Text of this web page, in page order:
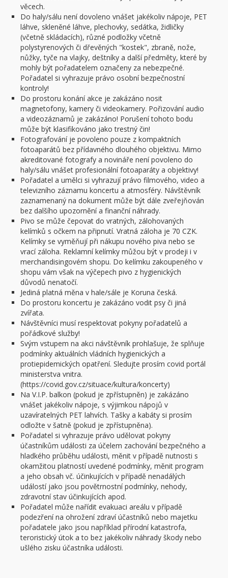
věcech.
Do haly/sálu není dovoleno vnášet jakékoliv nápoje, PET
láhve, skleněné láhve, plechovky, sedátka, židličky
(včetně skládacích), různé podložky včetně
polystyrenových či dřevěných "kostek", zbraně, nože,
nůžky, tyče na vlajky, deštníky a další předměty, které by
mohly být pořadatelem označeny za nebezpečné.
Pořadatel si vyhrazuje právo osobní bezpečnostní
kontroly!
Do prostoru konání akce je zakázáno nosit
magnetofony, kamery či videokamery. Pořizování audio
a videozáznamů je zakázáno! Porušení tohoto bodu
může být klasifikováno jako trestný čin!
Fotografování je povoleno pouze z kompaktních
fotoaparátů bez přídavného dlouhého objektivu. Mimo
akreditované fotografy a novináře není povoleno do
haly/sálu vnášet profesionální fotoaparáty a objektivy!
Pořadatel a umělci si vyhrazují právo filmového, video a
televizního záznamu koncertu a atmosféry. Návštěvník
zaznamenaný na dokument může být dále zveřejňován
bez dalšího upozornění a finanční náhrady.
Pivo se může čepovat do vratných, zálohovaných
kelímků s očkem na připnutí. Vratná záloha je 70 CZK.
Kelímky se vyměňují při nákupu nového piva nebo se
vrací záloha. Reklamní kelímky můžou být v prodeji i v
merchandisingovém shopu. Do kelímku zakoupeného v
shopu vám však na výčepech pivo z hygienických
důvodů nenatočí.
Jediná platná měna v hale/sále je Koruna česká.
Do prostoru koncertu je zakázáno vodit psy či jiná
zvířata.
Návštěvníci musí respektovat pokyny pořadatelů a
pořádkové služby!
Svým vstupem na akci návštěvník prohlašuje, že splňuje
podmínky aktuálních vládních hygienických a
protiepidemických opatření. Sledujte prosím covid portál
ministerstva vnitra.
(https://covid.gov.cz/situace/kultura/koncerty)
Na V.I.P. balkon (pokud je zpřístupněn) je zakázáno
vnášet jakékoliv nápoje, s výjimkou nápojů v
uzavíratelných PET lahvích. Tašky a kabáty si prosím
odložte v šatně (pokud je zpřístupněna).
Pořadatel si vyhrazuje právo udělovat pokyny
účastníkům události za účelem zachování bezpečného a
hladkého průběhu události, měnit v případě nutnosti s
okamžitou platností uvedené podmínky, měnit program
a jeho obsah vč. účinkujících v případě nenadálých
událostí jako jsou povětrnostní podmínky, nehody,
zdravotní stav účinkujících apod.
Pořadatel může nařídit evakuaci areálu v případě
podezření na ohrožení zdraví účastníků nebo majetku
pořadatele jako jsou například přírodní katastrofa,
teroristický útok a to bez jakékoliv náhrady škody nebo
ušlého zisku účastníka události.